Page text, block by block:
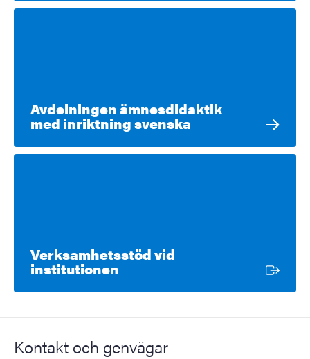
Avdelningen ämnesdidaktik
med inriktning svenska
Verksamhetsstöd vid
institutionen
Kontakt och genvägar